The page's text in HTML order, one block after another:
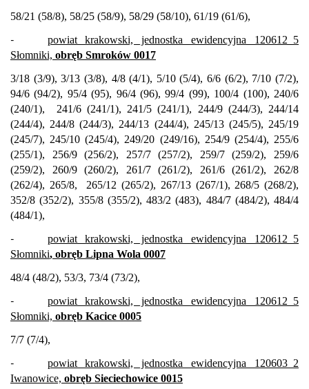
58/21 (58/8), 58/25 (58/9), 58/29 (58/10), 61/19 (61/6),
-
powiat krakowski, jednostka ewidencyjna 120612_5
Słomniki, obręb Smroków 0017
3/18 (3/9), 3/13 (3/8), 4/8 (4/1), 5/10 (5/4), 6/6 (6/2), 7/10 (7/2),
94/6 (94/2), 95/4 (95), 96/4 (96), 99/4 (99), 100/4 (100), 240/6
(240/1),
241/6 (241/1), 241/5 (241/1), 244/9 (244/3), 244/14
(244/4), 244/8 (244/3), 244/13 (244/4), 245/13 (245/5), 245/19
(245/7), 245/10 (245/4), 249/20 (249/16), 254/9 (254/4), 255/6
(255/1), 256/9 (256/2), 257/7 (257/2), 259/7 (259/2), 259/6
(259/2), 260/9 (260/2), 261/7 (261/2), 261/6 (261/2), 262/8
(262/4), 265/8,
265/12 (265/2), 267/13 (267/1), 268/5 (268/2),
352/8 (352/2), 355/8 (355/2), 483/2 (483), 484/7 (484/2), 484/4
(484/1),
-
powiat krakowski, jednostka ewidencyjna 120612_5
Słomniki, obręb Lipna Wola 0007
48/4 (48/2), 53/3, 73/4 (73/2),
-
powiat krakowski, jednostka ewidencyjna 120612_5
Słomniki, obręb Kacice 0005
7/7 (7/4),
-
powiat krakowski, jednostka ewidencyjna 120603_2
Iwanowice, obręb Sieciechowice 0015